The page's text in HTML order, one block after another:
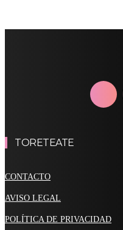
TORETEATE
CONTACTO
AVISO LEGAL
POLÍTICA DE PRIVACIDAD